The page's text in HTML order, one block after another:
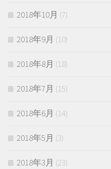
2018年10月 (7)
2018年9月 (10)
2018年8月 (18)
2018年7月 (15)
2018年6月 (14)
2018年5月 (3)
2018年3月 (23)